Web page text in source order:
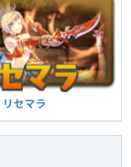
リセマラ